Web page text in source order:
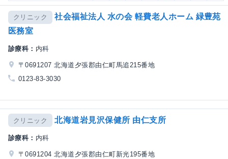
クリニック
社会福祉法人 水の会 軽費老人ホーム 緑豊苑
医務室
診療科： 内科
〒0691207 北海道夕張郡由仁町馬追215番地
0123-83-3030
クリニック 北海道岩見沢保健所 由仁支所
診療科： 内科
〒0691204 北海道夕張郡由仁町新光195番地